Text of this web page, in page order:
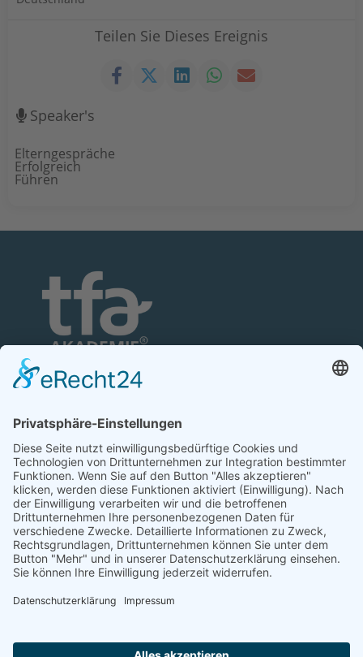
Teilen Sie Dieses Ereignis
Speaker's
Elterngespräche
Erfolgreich
Führen
Nonnenhofer Straße 24/26
17033 Neubrandenburg
Telefon: 0395 35 88 100
Telefax: 0395 35 88 111
E-Mail:neubrandenburg@tfa-akademie.de
Rechtliches
Teilnahmebedingungen
Impressum